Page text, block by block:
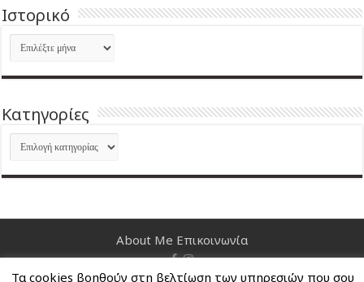
Ιστορικό
Ιστορικό
Kατηγορίες
Kατηγορίες
About Me Επικοινωνία
Nancy's Blog © Copyright 2026, All Rights Reserved
Τα cookies βοηθούν στη βελτίωση των υπηρεσιών που σου